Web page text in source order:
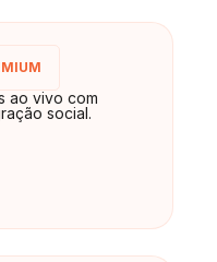
ao vivo com
social.